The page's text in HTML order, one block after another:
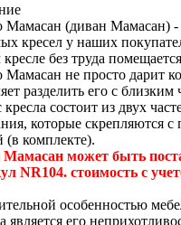
Мамасан (диван Мамасан)
кресел у наших
без труда
Мамасан не просто дарит
разделить его с близким
кресла состоит из двух
которые скрепляются
(в комплекте).
Мамасан может быть
NR104. стоимость с
особенностью
является его